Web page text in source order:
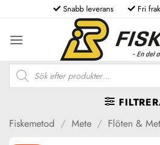
to
content
Snabb leverans Fri
Produktsökning
Fiskemetod / Mete / Flöten &